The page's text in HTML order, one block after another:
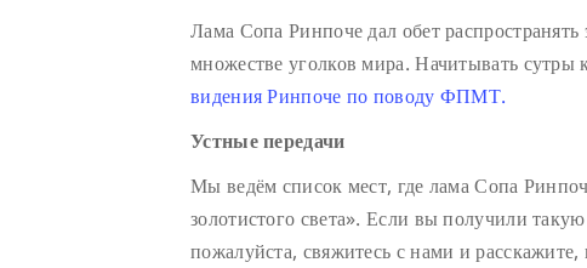
Лама Сопа Ринпоче дал обет
множестве уголков мира. Начитывать
видения Ринпоче по поводу ФПМТ.
Устные передачи
Мы ведём список мест, где лама Сопа
золотистого света». Если вы получили
пожалуйста, свяжитесь с нами и